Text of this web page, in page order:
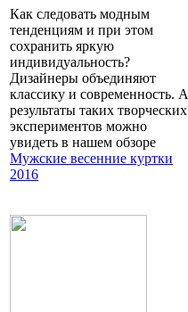
Как следовать модным
тенденциям и при этом
сохранить яркую
индивидуальность?
Дизайнеры объединяют
классику и современность. А
результаты таких творческих
экспериментов можно
увидеть в нашем обзоре
Мужские весенние куртки
2016